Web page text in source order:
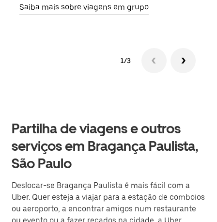
Saiba mais sobre viagens em grupo
1/3
Partilha de viagens e outros
serviços em Bragança Paulista,
São Paulo
Deslocar-se Bragança Paulista é mais fácil com a
Uber. Quer esteja a viajar para a estação de comboios
ou aeroporto, a encontrar amigos num restaurante